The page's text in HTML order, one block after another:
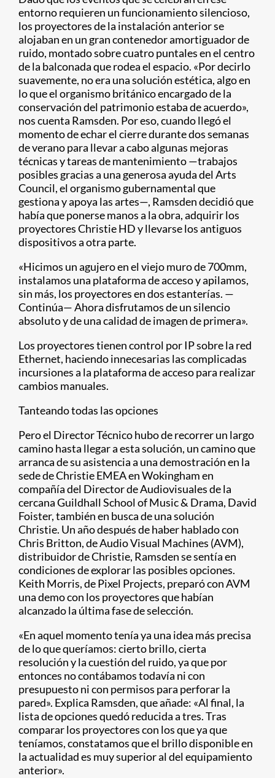
entorno requieren un funcionamiento silencioso,
los proyectores de la instalación anterior se
alojaban en un gran contenedor amortiguador de
ruido, montado sobre cuatro puntales en el centro
de la balconada que rodea el espacio. «Por decirlo
suavemente, no era una solución estética, algo en
lo que el organismo británico encargado de la
conservación del patrimonio estaba de acuerdo»,
nos cuenta Ramsden. Por eso, cuando llegó el
momento de echar el cierre durante dos semanas
de verano para llevar a cabo algunas mejoras
técnicas y tareas de mantenimiento —trabajos
posibles gracias a una generosa ayuda del Arts
Council, el organismo gubernamental que
gestiona y apoya las artes—, Ramsden decidió que
había que ponerse manos a la obra, adquirir los
proyectores Christie HD y llevarse los antiguos
dispositivos a otra parte.
«Hicimos un agujero en el viejo muro de 700mm,
instalamos una plataforma de acceso y apilamos,
sin más, los proyectores en dos estanterías. —
Continúa— Ahora disfrutamos de un silencio
absoluto y de una calidad de imagen de primera».
Los proyectores tienen control por IP sobre la red
Ethernet, haciendo innecesarias las complicadas
incursiones a la plataforma de acceso para realizar
cambios manuales.
Tanteando todas las opciones
Pero el Director Técnico hubo de recorrer un largo
camino hasta llegar a esta solución, un camino que
arranca de su asistencia a una demostración en la
sede de Christie EMEA en Wokingham en
compañía del Director de Audiovisuales de la
cercana Guildhall School of Music & Drama, David
Foister, también en busca de una solución
Christie. Un año después de haber hablado con
Chris Britton, de Audio Visual Machines (AVM),
distribuidor de Christie, Ramsden se sentía en
condiciones de explorar las posibles opciones.
Keith Morris, de Pixel Projects, preparó con AVM
una demo con los proyectores que habían
alcanzado la última fase de selección.
«En aquel momento tenía ya una idea más precisa
de lo que queríamos: cierto brillo, cierta
resolución y la cuestión del ruido, ya que por
entonces no contábamos todavía ni con
presupuesto ni con permisos para perforar la
pared». Explica Ramsden, que añade: «Al final, la
lista de opciones quedó reducida a tres. Tras
comparar los proyectores con los que ya que
teníamos, constatamos que el brillo disponible en
la actualidad es muy superior al del equipamiento
anterior».